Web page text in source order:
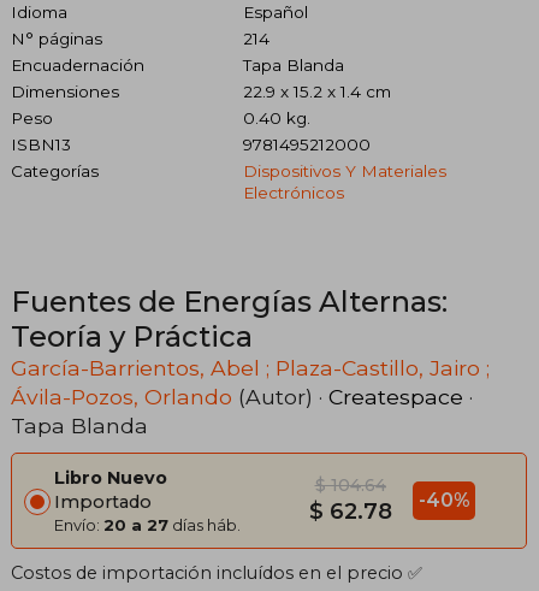
Idioma
Español
N° páginas
214
Encuadernación
Tapa Blanda
Dimensiones
22.9 x 15.2 x 1.4 cm
Peso
0.40 kg.
ISBN13
9781495212000
Categorías
Dispositivos Y Materiales
Electrónicos
Fuentes de Energías Alternas:
Teoría y Práctica
García-Barrientos, Abel ; Plaza-Castillo, Jairo ;
Ávila-Pozos, Orlando (Autor) · Createspace ·
Tapa Blanda
Libro Nuevo
Importado
Envío: 20 a 27 días háb.
$ 104.64
$ 62.78 -40%
Costos de importación incluídos en el precio ✅